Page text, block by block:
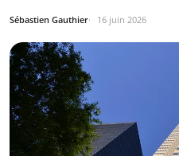
Sébastien Gauthier 16 juin 2026